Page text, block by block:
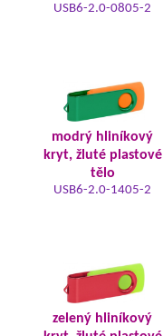
USB6-2.0-0805-2
modrý hliníkový
kryt, žluté plastové
tělo
USB6-2.0-1405-2
zelený hliníkový